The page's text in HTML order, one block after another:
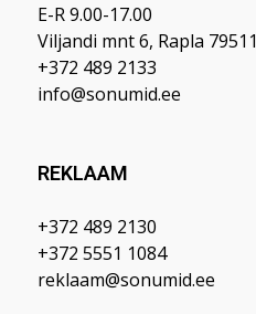
E-R 9.00-17.00
Viljandi mnt 6, Rapla 79511
+372 489 2133
info@sonumid.ee
REKLAAM
+372 489 2130
+372 5551 1084
reklaam@sonumid.ee